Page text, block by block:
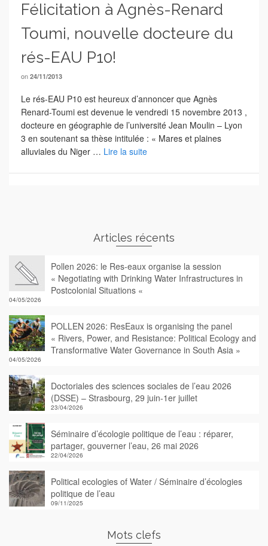
Félicitation à Agnès-Renard
Toumi, nouvelle docteure du
rés-EAU P10!
on 24/11/2013
Le rés-EAU P10 est heureux d’annoncer que Agnès
Renard-Toumi est devenue le vendredi 15 novembre 2013 ,
docteure en géographie de l’université Jean Moulin – Lyon
3 en soutenant sa thèse intitulée : « Mares et plaines
alluviales du Niger … Lire la suite
Articles récents
Pollen 2026: le Res-eaux organise la session
« Negotiating with Drinking Water Infrastructures in
Postcolonial Situations «
04/05/2026
POLLEN 2026: ResEaux is organising the panel
« Rivers, Power, and Resistance: Political Ecology and
Transformative Water Governance in South Asia »
04/05/2026
Doctoriales des sciences sociales de l’eau 2026
(DSSE) – Strasbourg, 29 juin-1er juillet
23/04/2026
Séminaire d’écologie politique de l’eau : réparer,
partager, gouverner l’eau, 26 mai 2026
22/04/2026
Political ecologies of Water / Séminaire d’écologies
politique de l’eau
09/11/2025
Mots clefs